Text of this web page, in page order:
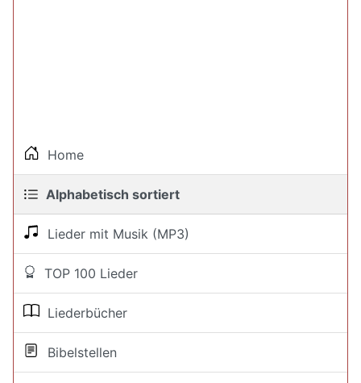
Home
Alphabetisch sortiert
Lieder mit Musik (MP3)
TOP 100 Lieder
Liederbücher
Bibelstellen